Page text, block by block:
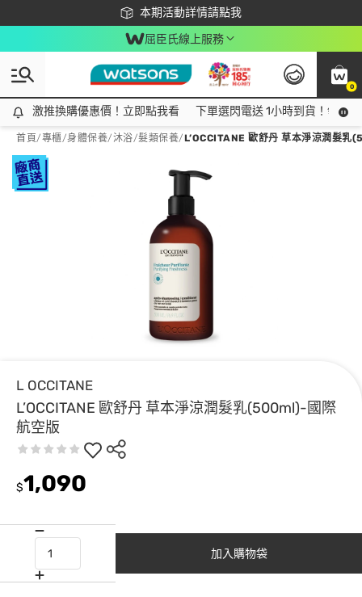
本期活動詳情請點我
下載app最高回饋$350
屈臣氏線上服務
0
激推換購優惠價！立即點我看
激推換購優惠價！立即點我看 下單選閃電送 1小時到貨！領神
首頁/專櫃/身體保養/沐浴/髮類保養/L’OCCITANE 歐舒丹 草本淨涼潤髮乳
L OCCITANE
L’OCCITANE 歐舒丹 草本淨涼潤髮乳(500ml)-國際
航空版
$1,090
加入購物袋